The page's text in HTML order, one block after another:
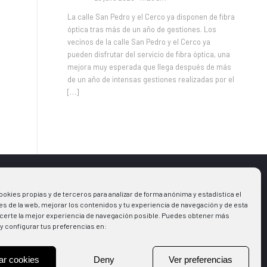
propias y de terceros para analizar de forma anónima y estadística el
de la web, mejorar los contenidos y tu experiencia de navegación y de esta
la mejor experiencia de navegación posible. Puedes obtener más
configurar tus preferencias en:
cookies Deny Ver preferencias
La calle San Pedro y el Cerco ya disponen de fibra
óptica tras más de un año de gestiones. Los
vecinos de la calle San Pedro y el Cerco ya
pueden disfrutar del servicio de fibra óptica, una
mejora muy esperada que llega después de más
de un año de intensas gestiones realizadas por el
[…]
Municipal
Aviso legal
Política de Cookies